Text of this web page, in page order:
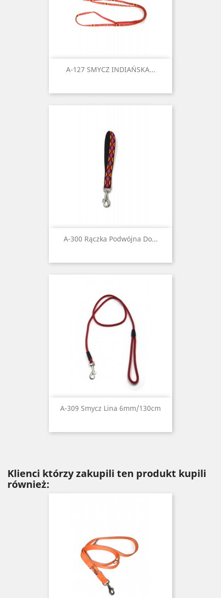
A-127 SMYCZ INDIAŃSKA...
A-300 Rączka Podwójna Do...
A-309 Smycz Lina 6mm/130cm
Klienci którzy zakupili ten produkt kupili
również: